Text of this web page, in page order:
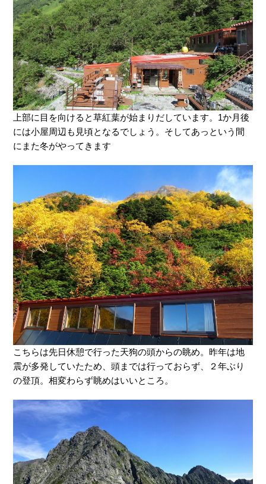
上部に目を向けると草紅葉が始まりだしています。1か月後
には小屋周辺も見頃となるでしょう。そしてあっという間
にまた冬がやってきます
こちらは先日休憩で行った天狗の頭からの眺め。昨年は地
震が多発していたため、頭までは行っておらず、２年ぶり
の登頂。相変わらず眺めはいいところ。